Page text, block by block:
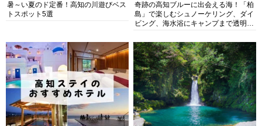
暑～い夏のド定番！高知の川遊びベス
トスポット5選
奇跡の高知ブルーに出会える海！「柏
島」で楽しむシュノーケリング、ダイ
ビング、海水浴にキャンプまで透明度